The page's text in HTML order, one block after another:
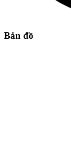
Bản đồ